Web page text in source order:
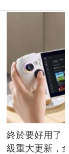
終於要好用了
級重大更新，